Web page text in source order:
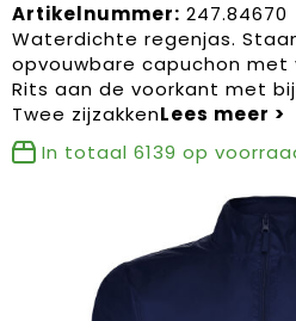
Kleding en textiel
Tassen
Dag van de Zorg
Kerstartikelen
Kerstpakketten
Sinterklaas
Artikelnummer: 247.84670
Waterdichte regenjas.
opvouwbare capuchon
Rits aan de voorkant met
Twee zijzakken
In totaal 6139 op